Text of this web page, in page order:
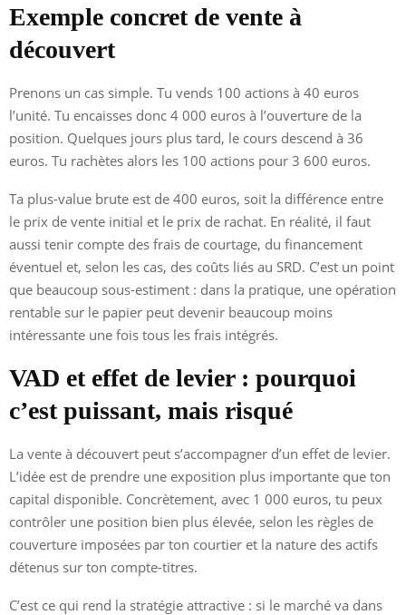
Exemple concret de vente à
découvert
Prenons un cas simple. Tu vends 100 actions à 40 euros
l’unité. Tu encaisses donc 4 000 euros à l’ouverture de la
position. Quelques jours plus tard, le cours descend à 36
euros. Tu rachètes alors les 100 actions pour 3 600 euros.
Ta plus-value brute est de 400 euros, soit la différence entre
le prix de vente initial et le prix de rachat. En réalité, il faut
aussi tenir compte des frais de courtage, du financement
éventuel et, selon les cas, des coûts liés au SRD. C’est un point
que beaucoup sous-estiment : dans la pratique, une opération
rentable sur le papier peut devenir beaucoup moins
intéressante une fois tous les frais intégrés.
VAD et effet de levier : pourquoi
c’est puissant, mais risqué
La vente à découvert peut s’accompagner d’un effet de levier.
L’idée est de prendre une exposition plus importante que ton
capital disponible. Concrètement, avec 1 000 euros, tu peux
contrôler une position bien plus élevée, selon les règles de
couverture imposées par ton courtier et la nature des actifs
détenus sur ton compte-titres.
C’est ce qui rend la stratégie attractive : si le marché va dans